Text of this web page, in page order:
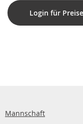
C-Kabel und 30W PD/
Schnellladegerät. Weiß
Login für Preise
Mannschaft